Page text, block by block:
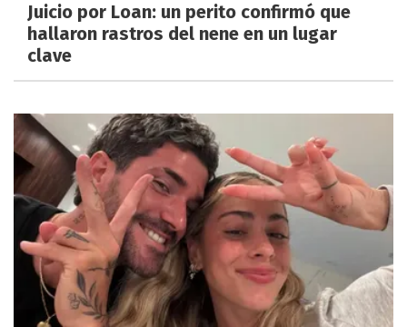
Juicio por Loan: un perito confirmó que
hallaron rastros del nene en un lugar
clave